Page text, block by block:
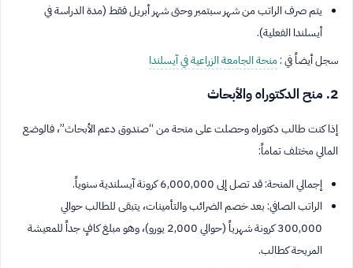
يتم صرف الراتب من شهر سبتمبر وحتى شهر أبريل فقط (مدة الدراسة في
أيسلندا الفعلية).
سجل أيضاً في :منحة الجامعة الزراعية في آيسلندا
2. منح الدكتوراه والأبحاث
إذا كنت طالب دكتوراه وحصلت على منحة من “صندوق دعم الأبحاث”، فالوضع
المالي مختلف تماماً:
إجمالي المنحة: قد تصل إلى 6,000,000 كرونة آيسلندية سنوياً.
الراتب الصافي: بعد خصم الضرائب والتأمينات، يتبقى للطالب حوالي
300,000 كرونة شهرياً (حوالي 2,000 يورو)، وهو مبلغ كافٍ جداً للمعيشة
المريحة كطالب.